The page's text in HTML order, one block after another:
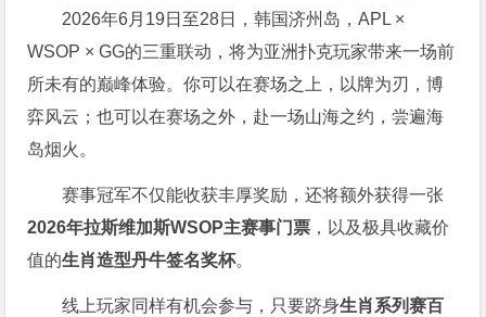
2026年6月19日至28日，韩国济州岛，APL ×
WSOP × GG的三重联动，将为亚洲扑克玩家带来一场前
所未有的巅峰体验。你可以在赛场之上，以牌为刃，博
弈风云；也可以在赛场之外，赴一场山海之约，尝遍海
岛烟火。
赛事冠军不仅能收获丰厚奖励，还将额外获得一张
2026年拉斯维加斯WSOP主赛事门票 ，以及极具收藏价
值的生肖造型丹牛签名奖杯。
线上玩家同样有机会参与，只要跻身生肖系列赛百